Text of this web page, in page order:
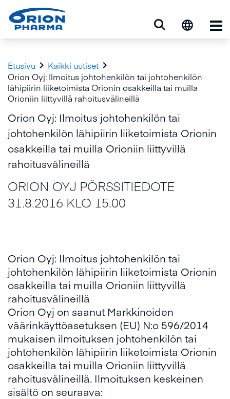
Etusivu  Kaikki uutiset 
Orion Oyj: Ilmoitus johtohenkilön tai johtohenkilön
lähipiirin liiketoimista Orionin osakkeilla tai muilla
Orioniin liittyvillä rahoitusvälineillä
Orion Oyj: Ilmoitus johtohenkilön tai
johtohenkilön lähipiirin liiketoimista Orionin
osakkeilla tai muilla Orioniin liittyvillä
rahoitusvälineillä
ORION OYJ PÖRSSITIEDOTE
31.8.2016 KLO 15.00
Orion Oyj: Ilmoitus johtohenkilön tai
johtohenkilön lähipiirin liiketoimista Orionin
osakkeilla tai muilla Orioniin liittyvillä
rahoitusvälineillä
Orion Oyj on saanut Markkinoiden
väärinkäyttöasetuksen (EU) N:o 596/2014
mukaisen ilmoituksen johtohenkilön tai
johtohenkilön lähipiirin liiketoimista Orionin
osakkeilla tai muilla Orioniin liittyvillä
rahoitusvälineillä. Ilmoituksen keskeinen
sisältö on seuraava: